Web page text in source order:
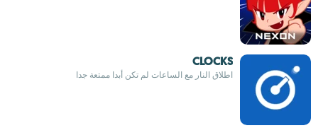
CLOCKS
اطلاق النار مع الساعات لم تكن أبدا ممتعة جدا